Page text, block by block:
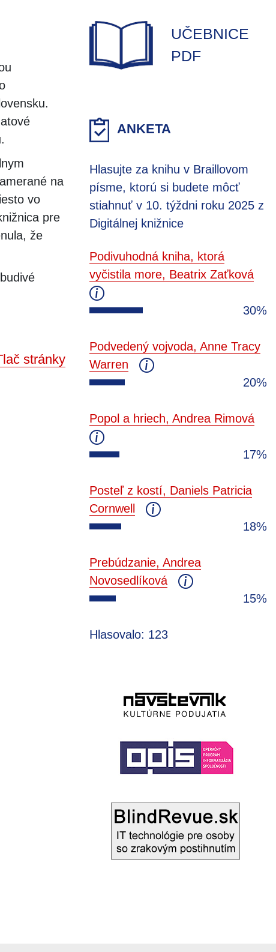
na
vo
pre
že
stránky
UČEBNICE
PDF
ANKETA
Hlasujte za knihu v Braillovom
písme, ktorú si budete môcť
stiahnuť v 10. týždni roku 2025 z
Digitálnej knižnice
Podivuhodná kniha, ktorá
vyčistila more, Beatrix Zaťková
30%
Podvedený vojvoda, Anne Tracy
Warren
20%
Popol a hriech, Andrea Rimová
17%
Posteľ z kostí, Daniels Patricia
Cornwell
18%
Prebúdzanie, Andrea
Novosedlíková
15%
Hlasovalo: 123